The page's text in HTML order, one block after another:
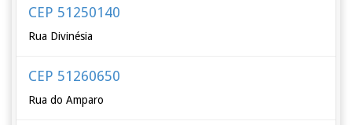
CEP 51250140
Rua Divinésia
CEP 51260650
Rua do Amparo